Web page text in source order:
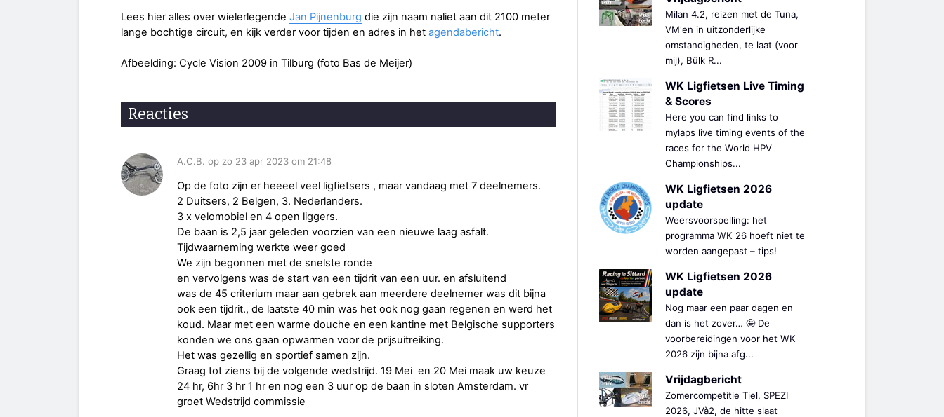
Lees hier alles over wielerlegende Jan Pijnenburg die zijn naam naliet aan dit 2100 meter
lange bochtige circuit, en kijk verder voor tijden en adres in het agendabericht.
Afbeelding: Cycle Vision 2009 in Tilburg (foto Bas de Meijer)
Reacties
A.C.B. op zo 23 apr 2023 om 21:48
Op de foto zijn er heeeel veel ligfietsers , maar vandaag met 7 deelnemers.
2 Duitsers, 2 Belgen, 3. Nederlanders.
3 x velomobiel en 4 open liggers.
De baan is 2,5 jaar geleden voorzien van een nieuwe laag asfalt.
Tijdwaarneming werkte weer goed
We zijn begonnen met de snelste ronde
en vervolgens was de start van een tijdrit van een uur. en afsluitend
was de 45 criterium maar aan gebrek aan meerdere deelnemer was dit bijna
ook een tijdrit., de laatste 40 min was het ook nog gaan regenen en werd het
koud. Maar met een warme douche en een kantine met Belgische supporters
konden we ons gaan opwarmen voor de prijsuitreiking.
Het was gezellig en sportief samen zijn.
Graag tot ziens bij de volgende wedstrijd. 19 Mei en 20 Mei maak uw keuze
24 hr, 6hr 3 hr 1 hr en nog een 3 uur op de baan in sloten Amsterdam. vr
groet Wedstrijd commissie
Milan 4.2, reizen met de Tuna,
VM'en in uitzonderlijke
omstandigheden, te laat (voor
mij), Bülk R...
WK Ligfietsen Live Timing
& Scores
Here you can find links to
mylaps live timing events of the
races for the World HPV
Championships...
WK Ligfietsen 2026
update
Weersvoorspelling: het
programma WK 26 hoeft niet te
worden aangepast – tips!
WK Ligfietsen 2026
update
Nog maar een paar dagen en
dan is het zover… 🤩 De
voorbereidingen voor het WK
2026 zijn bijna afg...
Vrijdagbericht
Zomercompetitie Tiel, SPEZI
2026, JVà2, de hitte slaat